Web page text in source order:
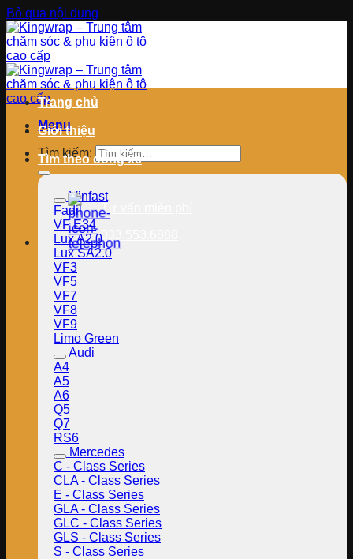
Bỏ qua nội dung
Menu
Tìm kiếm:
Tư vấn miễn phí
033.553.6888
Trang chủ
Giới thiệu
Tìm theo dòng xe
Vinfast
Fadil
VF E34
Lux A2.0
Lux SA2.0
VF3
VF5
VF7
VF8
VF9
Limo Green
Audi
A4
A5
A6
Q5
Q7
RS6
Mercedes
C - Class Series
CLA - Class Series
E - Class Series
GLA - Class Series
GLC - Class Series
GLS - Class Series
S - Class Series